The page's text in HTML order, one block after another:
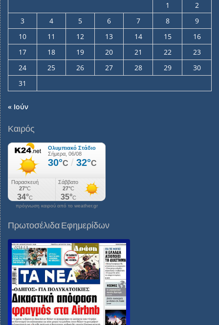
1
2
3
4 5 6 7 8
9
10
11 12 13 14 15
16
17
18 19 20 21 22
23
24
25 26 27 28 29
30
31
« Ιούν
Καιρός
πρόγνωση καιρού από το weather.gr
Πρωτοσέλιδα Εφημερίδων